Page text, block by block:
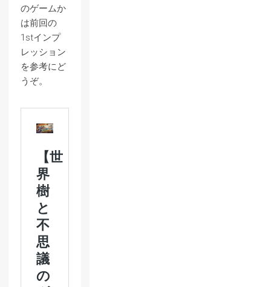
のゲームか
は前回の
1stインプ
レッション
を参考にど
うぞ。